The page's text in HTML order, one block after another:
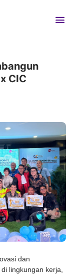
CIC
dan
lingkungan kerja,